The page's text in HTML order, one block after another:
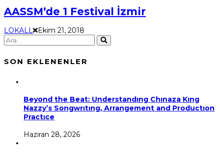
AASSM’de 1 Festival İzmir
LOKALL Ekim 21, 2018
SON EKLENENLER
Beyond the Beat: Understandıng Chınaza Kıng
Nazzy’s Songwrıtıng, Arrangement and Productıon
Practıce
Haziran 28, 2026